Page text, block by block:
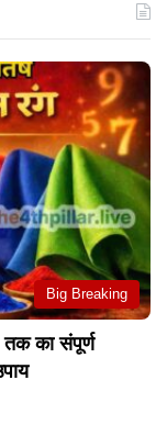
Big Breaking
का संपूर्ण